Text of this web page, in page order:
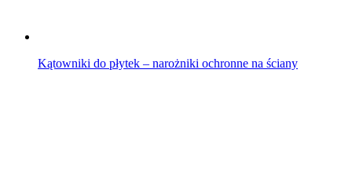
Kątowniki do płytek – narożniki ochronne na ściany